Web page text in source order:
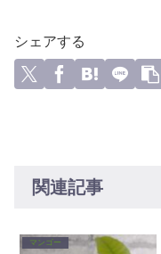
シェアする
関連記事
マンゴー